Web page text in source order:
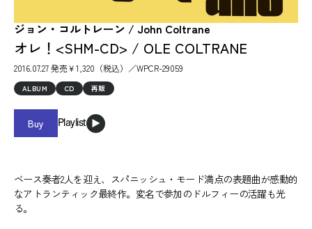
ジョン・コルトレーン / John Coltrane
オレ！<SHM-CD> / OLE COLTRANE
2016.07.27 発売￥1,320（税込）／WPCR-29059
ALBUM CD 再販
Buy Playlist
ベース奏者2人を迎え、スパニッシュ・モード満点の表題曲が感動的
なアトランティック最終作。変名で参加のドルフィーの活躍も光
る。